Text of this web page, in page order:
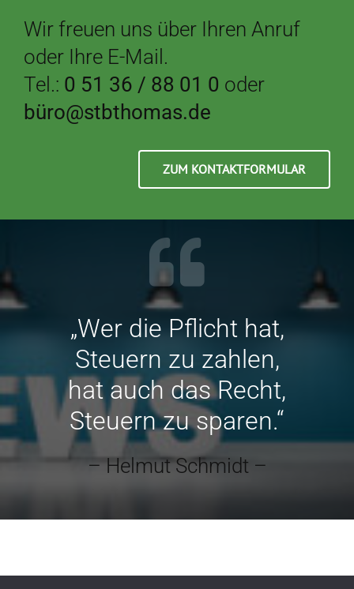
Wir freuen uns über Ihren Anruf
oder Ihre E-Mail.
Tel.: 0 51 36 / 88 01 0 oder
büro@stbthomas.de
ZUM KONTAKTFORMULAR
„Wer die Pflicht hat,
Steuern zu zahlen,
hat auch das Recht,
Steuern zu sparen.“
– Helmut Schmidt –